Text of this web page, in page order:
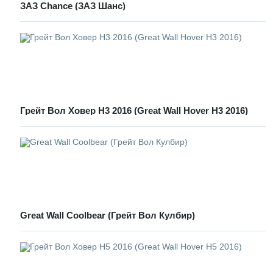
ЗАЗ Chance (ЗАЗ Шанс)
Грейт Вол Ховер Н3 2016 (Great Wall Hover H3 2016)
Great Wall Coolbear (Грейт Вол Кулбир)